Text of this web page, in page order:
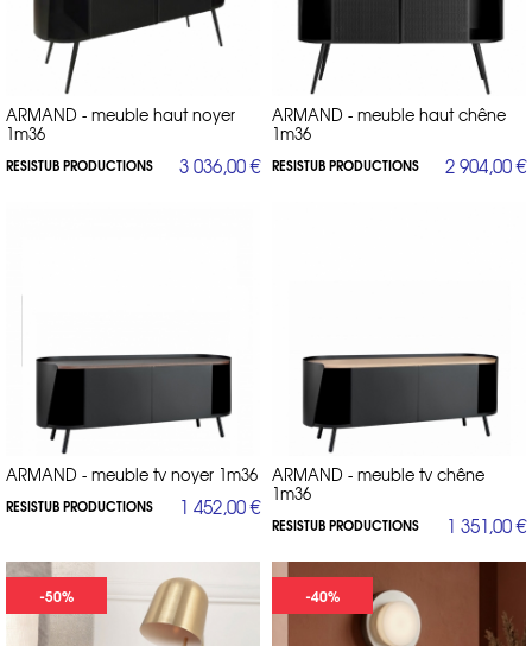
ARMAND - meuble haut noyer
1m36
RESISTUB PRODUCTIONS 3 036,00 €
ARMAND - meuble haut chêne
1m36
RESISTUB PRODUCTIONS 2 904,00 €
ARMAND - meuble tv noyer 1m36
RESISTUB PRODUCTIONS 1 452,00 €
ARMAND - meuble tv chêne
1m36
RESISTUB PRODUCTIONS 1 351,00 €
-50% -40%